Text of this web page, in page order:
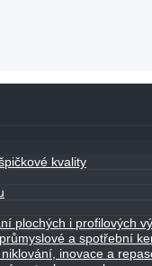
kvality
plochých i profilových
a spotřební
inovace a